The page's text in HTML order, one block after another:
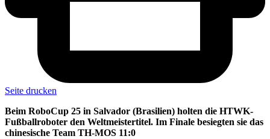
Seite drucken
Beim RoboCup 25 in Salvador (Brasilien) holten die HTWK-
Fußballroboter den Weltmeistertitel. Im Finale besiegten sie das
chinesische Team TH-MOS 11:0